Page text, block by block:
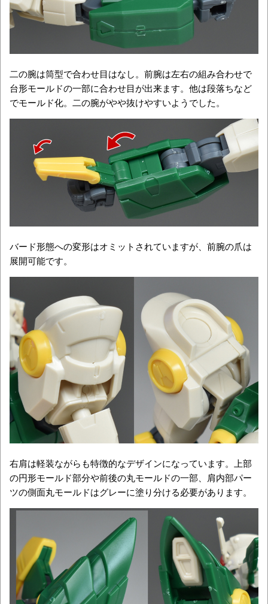
二の腕は筒型で合わせ目はなし。前腕は左右の組み合わせで
台形モールドの一部に合わせ目が出来ます。他は段落ちなど
でモールド化。二の腕がやや抜けやすいようでした。
バード形態への変形はオミットされていますが、前腕の爪は
展開可能です。
右肩は軽装ながらも特徴的なデザインになっています。上部
の円形モールド部分や前後の丸モールドの一部、肩内部パー
ツの側面丸モールドはグレーに塗り分ける必要があります。